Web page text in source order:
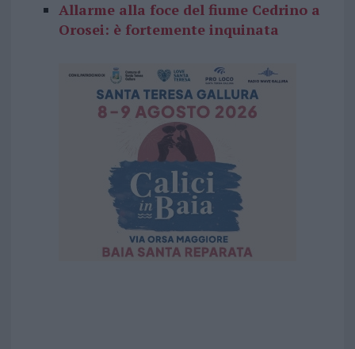
Allarme alla foce del fiume Cedrino a
Orosei: è fortemente inquinata